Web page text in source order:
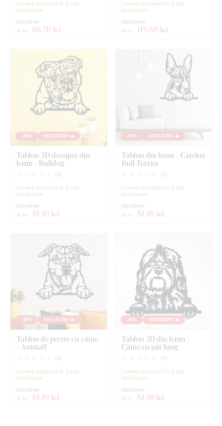
Livrare estimată în 4 zile
lucrătoare
de la 88,70 lei
118,30 lei
Livrare estimată în 4 zile
lucrătoare
de la 119,60 lei
159,50 lei
-30% REDUCERI 🔥
Tablou 3D decupat din
lemn - Bulldog
( 0)
Livrare estimată în 3 zile
lucrătoare
de la 81,10 lei
115,90 lei
-30% REDUCERI 🔥
Tablou din lemn - Cățeluș
Bull Terrier
( 0)
Livrare estimată în 3 zile
lucrătoare
de la 81,10 lei
115,90 lei
-30% REDUCERI 🔥
Tablou de perete cu câine
- Amstaff
( 0)
Livrare estimată în 3 zile
lucrătoare
de la 81,10 lei
115,90 lei
-30% REDUCERI 🔥
Tablou 3D din lemn -
Câine cu păr lung
( 0)
Livrare estimată în 3 zile
lucrătoare
de la 81,10 lei
115,90 lei